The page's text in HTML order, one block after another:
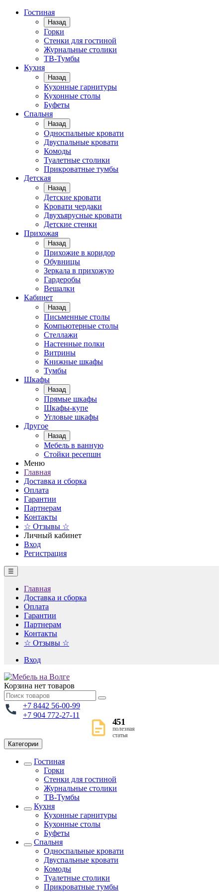
Гостиная
Назад
Горки
Стенки для гостиной
Журнальные столики
TВ-Тумбы
Кухня
Назад
Кухонные гарнитуры
Кухонные столы
Буфеты
Спальня
Назад
Односпальные кровати
Двуспальные кровати
Комоды
Туалетные столики
Прикроватные тумбы
Детская
Назад
Детские кровати
Кровати чердаки
Двухъярусные кровати
Детские стенки
Прихожая
Назад
Прихожие в коридор
Обувницы
Зеркала в прихожую
Гардеробы
Вешалки
Кабинет
Назад
Письменные столы
Компьютерные столы
Стеллажи
Настенные полки
Витрины
Книжные шкафы
Тумбы
Шкафы
Назад
Прямые шкафы
Шкафы-купе
Угловые шкафы
Другое
Назад
Мебель в ванную
Стойки ресепшн
Меню
Главная
Доставка и сборка
Оплата
Гарантии
Партнерам
Контакты
☆ Отзывы ☆
Личный кабинет
Вход
Регистрация
☰
Главная
Доставка и сборка
Оплата
Гарантии
Партнерам
Контакты
☆ Отзывы ☆
Вход
Корзина нет товаров
+7 8442 56-00-99
+7 904 772-27-11
451
полезная
статья
Категории
Гостиная
Горки
Стенки для гостиной
Журнальные столики
TВ-Тумбы
Кухня
Кухонные гарнитуры
Кухонные столы
Буфеты
Спальня
Односпальные кровати
Двуспальные кровати
Комоды
Туалетные столики
Прикроватные тумбы